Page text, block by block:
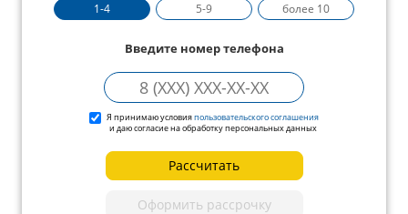
1-4 5-9 более 10
Введите номер телефона
Я принимаю условияпользовательского соглашения
и даю согласие на обработку персональных данных
Рассчитать
Оформить рассрочку